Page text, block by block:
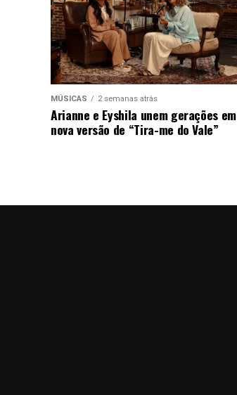
MÚSICAS 2 semanas atrás
Arianne e Eyshila unem gerações em
nova versão de “Tira-me do Vale”